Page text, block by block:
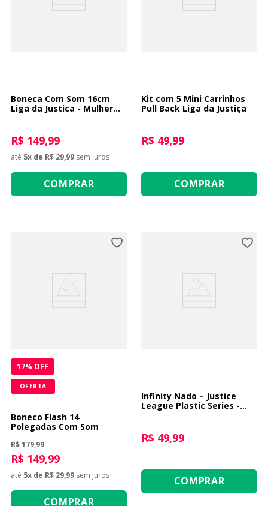
Boneca Com Som 16cm
Liga da Justica - Mulher
R$ 149,99
até 5x de R$ 29,99 sem juros
COMPRAR
Kit com 5 Mini Carrinhos
Pull Back Liga da Justiça
R$ 49,99
COMPRAR
17% OFF
OFERTA
Boneco Flash 14
Polegadas Com Som
R$ 179,99
R$ 149,99
até 5x de R$ 29,99 sem juros
COMPRAR
Infinity Nado – Justice
League Plastic Series -
R$ 49,99
COMPRAR
9º